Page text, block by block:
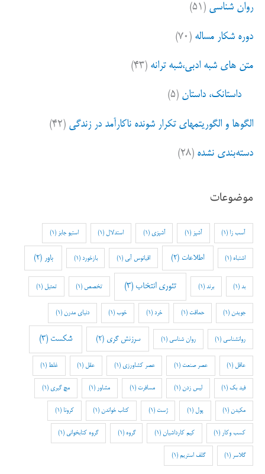
روان شناسی (۵۱)
دوره شکار مساله (۷۰)
متن های شبه ادبی،شبه ترانه (۴۳)
داستانک، داستان (۵)
الگوها و الگوریتمهای تکرار شونده ناکارآمد در زندگی (۴۲)
دسته‌بندی نشده (۲۸)
موضوعات
آسب زا (1) آشپز (1) آشپزی (1) استدلال (1) استیو جابز (1)
اشتباه (1) اطلاعات (2) اقیانوس آبی (1) بازخورد (1) باور (2)
بد(1) برند (1) تئوری انتخاب (3) تخصص (1) تمثیل (1)
جویدن (1) حماقت (1) خرد (1) خوب(1) دنیای مدرن (1)
روانشناسی (1) روان شناسی (1) سرزنش گری (2) شکست (3)
عاقل (1) عصر صنعت (1) عصر کشاورزی (1) عقل (1) غلط (1)
فید بک(1) لیس زدن (1) مسافرت (1) مشاور (1) مچ گیری (1)
مکیدن (1) پول (1) ژست (1) کتاب خواندن (1) کرونا (1)
کسب وکار (1) کیم کارداشیان (1) گروه (1) گروه کتابخوانی (1)
گلاسر (1) گلف استریم (1)